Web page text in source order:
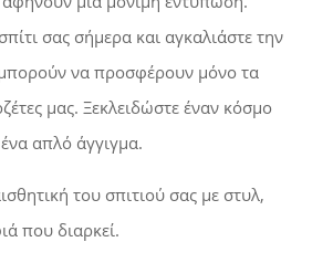
σας σήμερα και αγκαλιάστε την
να προσφέρουν μόνο τα
μας. Ξεκλειδώστε έναν κόσμο
απλό άγγιγμα.
του σπιτιού σας με στυλ,
που διαρκεί.